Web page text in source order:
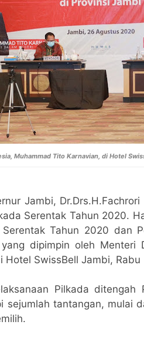
Muhammad Tito Karnavian, di Hotel
Jambi,
Serentak Tahun 2020.
Tahun 2020 dan
dipimpin oleh Menteri
Hotel SwissBell Jambi,
Pilkada
sejumlah tantangan, mulai